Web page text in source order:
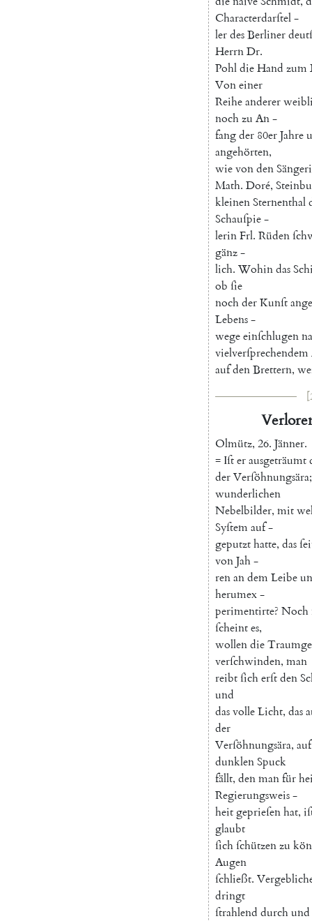
Characterdarſtel-
lerdesBerliner
HerrnDr.
PohldieHand zum
Voneiner
Reiheanderer
nochzu An-
fangder 80erJahre
angehörten,
wievonden
Math. Doré,
kleinenSternenthal
Schauſpie-
lerinFrl. Rüden
gänz-
lich. Wohindas
ob ſie
nochderKunſt
Lebens-
wegeeinſchlugen
vielverſprechendem
aufdenBrettern,
Olmütz, 26. Jänner.
= Iſterausgeträumt
derVerſöhnungsära;
wunderlichen
Nebelbilder, mit
Syſtemauf-
geputzthatte, das
vonJah-
renandemLeibe
herumex-
perimentirte? Noch
ſcheintes,
wollendie
verſchwinden, man
reibtſicherſtden
und
dasvolleLicht, das
der
Verſöhnungsära, auf
dunklenSpuck
fällt, denmanfür
Regierungsweis-
heitgeprieſenhat,
glaubt
ſichſchützenzu
Augen
ſchließt.
dringt
ſtrahlend durchund